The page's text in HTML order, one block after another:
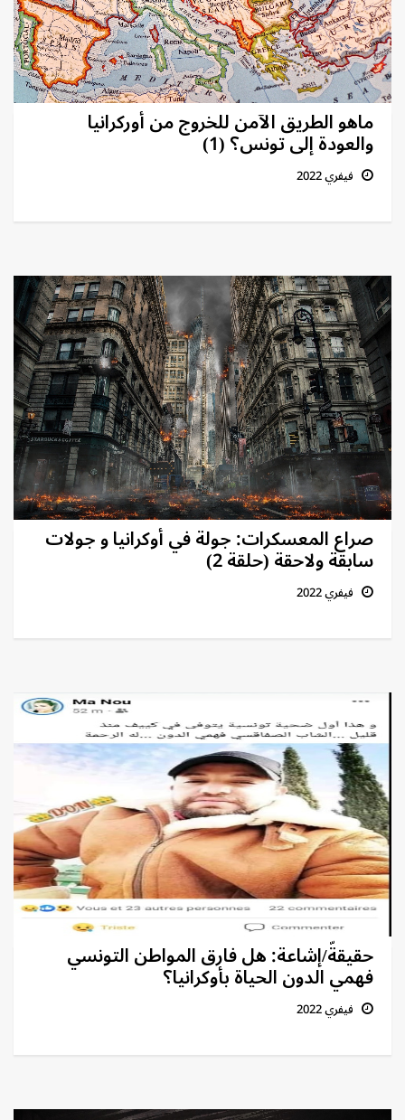
ماهو الطريق الآمن للخروج من أوركرانيا
والعودة إلى تونس؟ (1)
فيفري 2022
صراع المعسكرات: جولة في أوكرانيا و جولات
سابقة ولاحقة (حلقة 2)
فيفري 2022
حقيقةّ/إشاعة: هل فارق المواطن التونسي
فهمي الدون الحياة بأوكرانيا؟
فيفري 2022